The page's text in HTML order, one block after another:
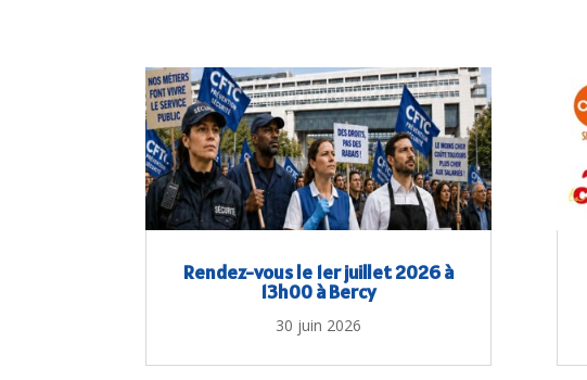
Rendez-vous le 1er juillet 2026 à
13h00 à Bercy
30 juin 2026